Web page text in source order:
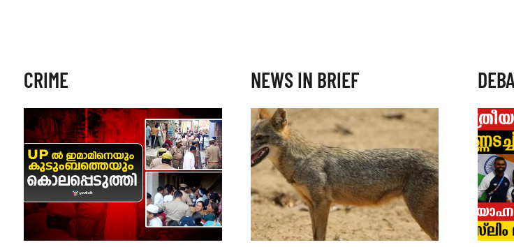
CRIME NEWS IN BRIEF